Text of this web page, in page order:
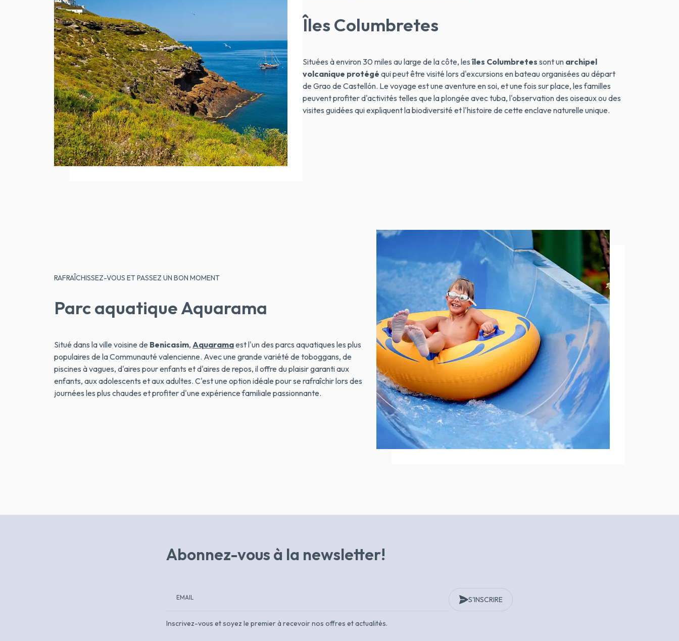
Îles Columbretes
Situées à environ 30 miles au large de la côte, lesîles Columbretes sont un archipel
volcanique protégé qui peut être visité lors d'excursions en bateau organisées au départ
de Grao de Castellón. Le voyage est une aventure en soi, et une fois sur place, les familles
peuvent profiter d'activités telles que la plongée avec tuba, l'observation des oiseaux ou des
visites guidées qui expliquent la biodiversité et l'histoire de cette enclave naturelle unique.
RAFRAÎCHISSEZ-VOUS ET PASSEZ UN BON MOMENT
Parc aquatique Aquarama
Situé dans la ville voisine de Benicasim, Aquaramaest l'un des parcs aquatiques les plus
populaires de la Communauté valencienne. Avec une grande variété de toboggans, de
piscines à vagues, d'aires pour enfants et d'aires de repos, il offre du plaisir garanti aux
enfants, aux adolescents et aux adultes. C'est une option idéale pour se rafraîchir lors des
journées les plus chaudes et profiter d'une expérience familiale passionnante.
Abonnez-vous à la newsletter!
S'INSCRIRE
Inscrivez-vous et soyez le premier à recevoir nos offres et actualités.